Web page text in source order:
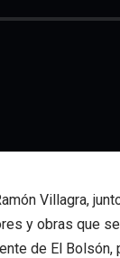
Villagra,
y obras que
de El